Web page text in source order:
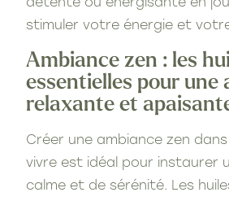
détente ou énergisante en
stimuler votre énergie et
Ambiance zen : les
essentielles pour une
relaxante et
Créer une ambiance zen
vivre est idéal pour instaurer
calme et de sérénité. Les